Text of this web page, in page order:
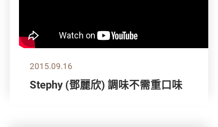
2015.09.16
Stephy (鄧麗欣) 調味不需重口味